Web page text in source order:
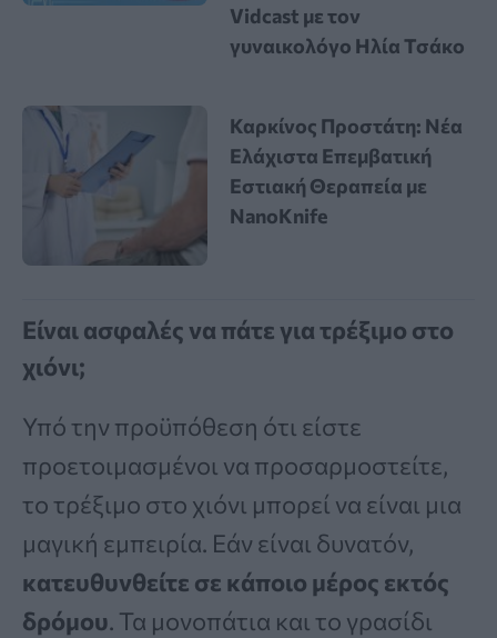
Vidcast με τον
γυναικολόγο Ηλία Τσάκο
Καρκίνος Προστάτη: Νέα
Ελάχιστα Επεμβατική
Εστιακή Θεραπεία με
NanoKnife
Είναι ασφαλές να πάτε για τρέξιμο στο
χιόνι;
Υπό την προϋπόθεση ότι είστε
προετοιμασμένοι να προσαρμοστείτε,
το τρέξιμο στο χιόνι μπορεί να είναι μια
μαγική εμπειρία. Εάν είναι δυνατόν,
κατευθυνθείτε σε κάποιο μέρος εκτός
δρόμου. Τα μονοπάτια και το γρασίδι